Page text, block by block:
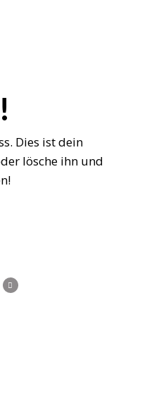
Dies ist dein
lösche ihn und